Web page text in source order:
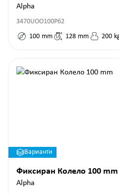
Alpha
3470UOO100P62
100 mm 128 mm 200
Варианти
Фиксиран Колело 100 mm
Alpha